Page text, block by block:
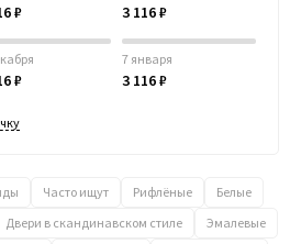
₽ 3 116 ₽
₽
7 января
3 116 ₽
Часто ищут Рифлёные
Белые
Двери в скандинавском стиле
Эмалевые